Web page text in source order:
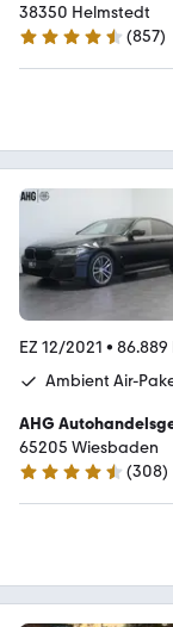
38350 Helmstedt
4.7 Sterne
(857)
EZ 12/2021 • 86.889
Ambient Air-
AHG
65205 Wiesbaden
4.3 Sterne
(308)